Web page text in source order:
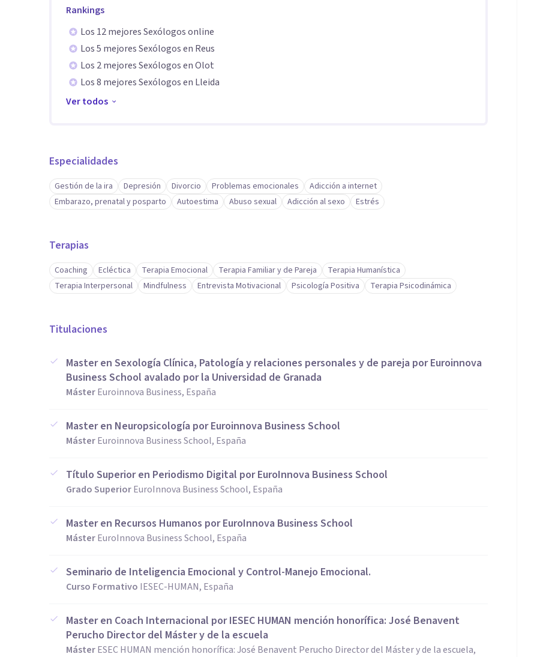
soluciones irreales. Te acompaño a comprender tu situación actual, identificar tus recursos, detectar qué te
frena y definir con claridad qué quieres y para qué lo quieres.
Si sientes que es el momento de empezar a cuidarte y avanzar, puedes escribirme y hablamos.
Rankings
Los 12 mejores Sexólogos online
Los 5 mejores Sexólogos en Reus
Los 2 mejores Sexólogos en Olot
Los 8 mejores Sexólogos en Lleida
Ver todos
Especialidades
Gestión de la ira Depresión Divorcio Problemas emocionales
Adicción a internet
Embarazo, prenatal y posparto
Autoestima Abuso sexual Adicción al sexo Estrés
Terapias
Coaching Ecléctica Terapia Emocional Terapia Familiar y de Pareja
Terapia Humanística
Terapia Interpersonal
Mindfulness Entrevista Motivacional Psicología Positiva Terapia Psicodinámica
Titulaciones
Master en Sexología Clínica, Patología y relaciones personales y de pareja por Euroinnova
Business School avalado por la Universidad de Granada
MásterEuroinnova Business, España
Master en Neuropsicología por Euroinnova Business School
MásterEuroinnova Business School, España
Título Superior en Periodismo Digital por EuroInnova Business School
Grado SuperiorEuroInnova Business School, España
Master en Recursos Humanos por EuroInnova Business School
MásterEuroInnova Business School, España
Seminario de Inteligencia Emocional y Control-Manejo Emocional.
Curso Formativo IESEC-HUMAN, España
Master en Coach Internacional por IESEC HUMAN mención honorífica: José Benavent
Perucho Director del Máster y de la escuela
MásterESEC HUMAN mención honorífica: José Benavent Perucho Director del Máster y de la escuela,